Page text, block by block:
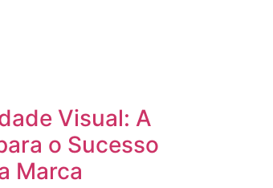
Visual: A
o Sucesso
Marca